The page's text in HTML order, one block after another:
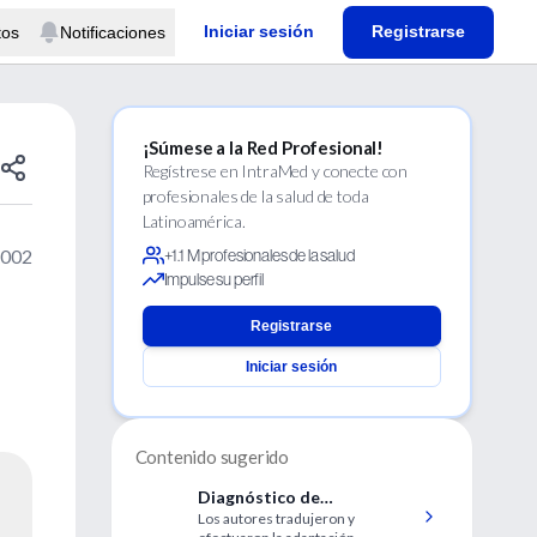
Notificaciones Iniciar sesión Registrarse
¡Súmese a la Red Profesional!
Regístrese en IntraMed y conecte con
profesionales de la salud de toda
Latinoamérica.
+1.1 M profesionales de la salud
Impulse su perfil
Registrarse
Iniciar sesión
Contenido sugerido
Diagnóstico de
alteraciones mentales en
Los autores tradujeron y